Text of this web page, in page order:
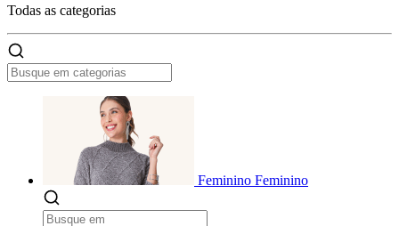
Todas as categorias
Feminino Feminino